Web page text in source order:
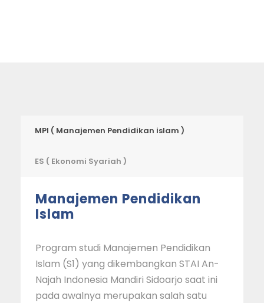
MPI ( Manajemen Pendidikan islam )
ES ( Ekonomi Syariah )
Manajemen Pendidikan
Islam
Program studi Manajemen Pendidikan
Islam (S1) yang dikembangkan STAI An-
Najah Indonesia Mandiri Sidoarjo saat ini
pada awalnya merupakan salah satu